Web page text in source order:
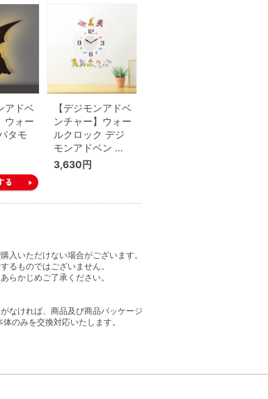
アドベ
ウォー
タモ
【デジモンアドベ
ンチャー】ウォー
ルクロック デジ
モンアドベン …
3,630円
入いただけない場合がございます。
るものではございません。
らかじめご了承ください。
なければ、商品及び商品パッケージ
のみを交換対応いたします。